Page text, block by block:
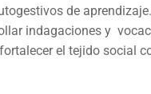
de
indagaciones y
el tejido social